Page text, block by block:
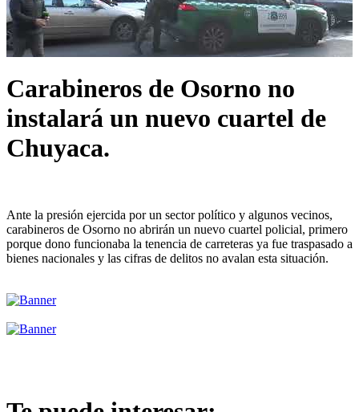
Carabineros de Osorno no
instalará un nuevo cuartel de
Chuyaca.
Ante la presión ejercida por un sector político y algunos vecinos,
carabineros de Osorno no abrirán un nuevo cuartel policial, primero
porque dono funcionaba la tenencia de carreteras ya fue traspasado a
bienes nacionales y las cifras de delitos no avalan esta situación.